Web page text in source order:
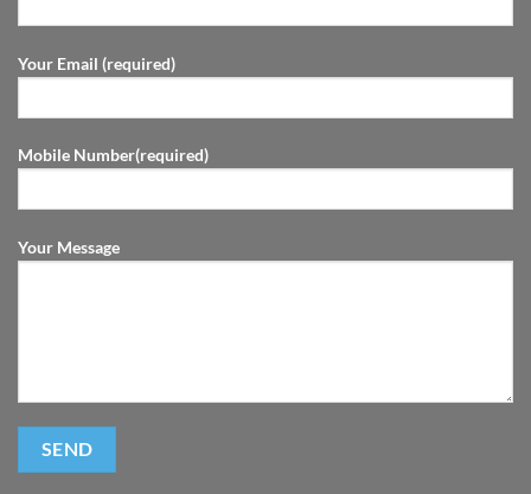
Your Email (required)
Mobile Number(required)
Your Message